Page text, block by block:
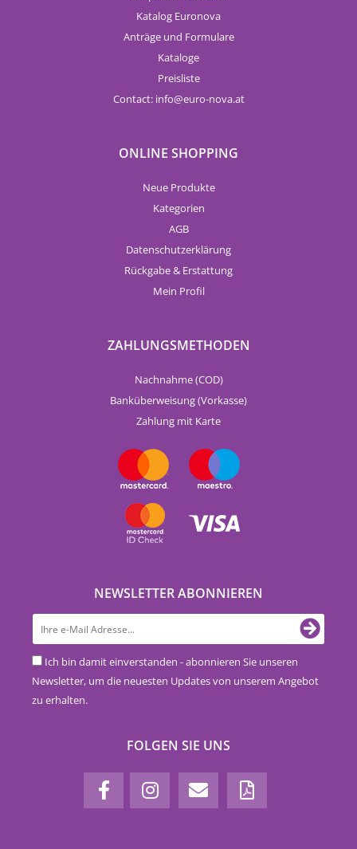
Katalog Euronova
Anträge und Formulare
Kataloge
Preisliste
Contact: info euro-nova.at
ONLINE SHOPPING
Neue Produkte
Kategorien
AGB
Datenschutzerklärung
Rückgabe & Erstattung
Mein Profil
ZAHLUNGSMETHODEN
Nachnahme (COD)
Banküberweisung (Vorkasse)
Zahlung mit Karte
NEWSLETTER ABONNIEREN
Ich bin damit einverstanden - abonnieren Sie unseren
Newsletter, um die neuesten Updates von unserem Angebot
zu erhalten.
FOLGEN SIE UNS